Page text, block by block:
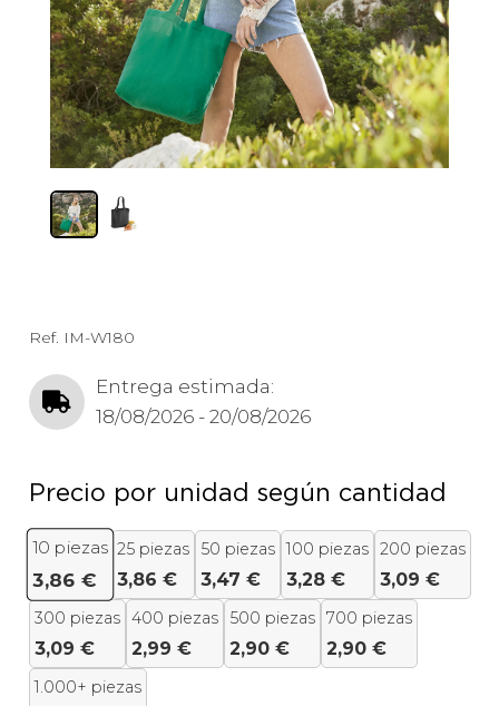
Ref. IM-W180
Entrega estimada:
18/08/2026 - 20/08/2026
Precio por unidad según cantidad
10 piezas
3,86 €
25 piezas
3,86 €
50 piezas
3,47 €
100 piezas
3,28 €
200 piezas
3,09 €
300 piezas
3,09 €
400 piezas
2,99 €
500 piezas
2,90 €
700 piezas
2,90 €
1.000+ piezas